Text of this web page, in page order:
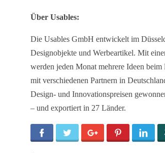
Über Usables:
Die Usables GmbH entwickelt im
Designobjekte und Werbeartikel. Mit
werden jeden Monat mehrere Ideen
mit verschiedenen Partnern in
Design- und Innovationspreisen
– und exportiert in 27 Länder.
Facebook Twitter Google+ Pinterest